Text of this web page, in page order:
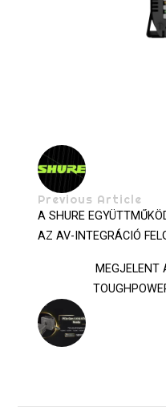
Previous Article
A SHURE
AZ AV-INTEGRÁCIÓ
MEGJELENT